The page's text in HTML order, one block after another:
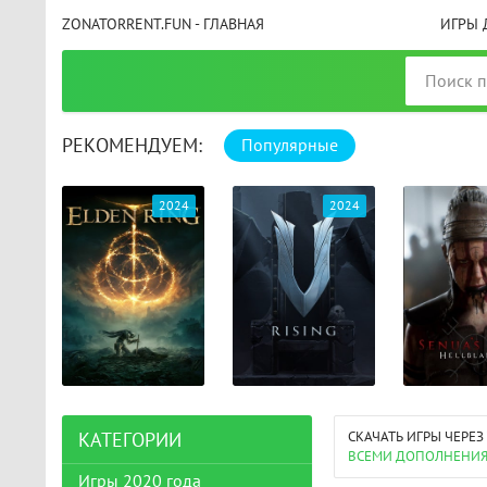
ZONATORRENT.FUN - ГЛАВНАЯ ИГРЫ
РЕКОМЕНДУЕМ: Популярные
2024 2024
СКАЧАТЬ ИГРЫ ЧЕРЕЗ
ВСЕМИ
КАТЕГОРИИ
Игры 2020 года